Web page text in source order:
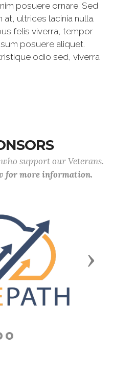
posuere ornare. Sed
ultrices lacinia nulla.
felis viverra, tempor
posuere aliquet.
odio sed, viverra
support our Veterans.
for more information.
Next